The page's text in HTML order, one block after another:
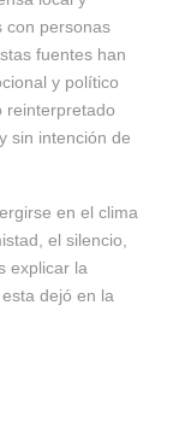
con personas
fuentes han
y político
reinterpretado
sin intención de
en el clima
el silencio,
explicar la
dejó en la